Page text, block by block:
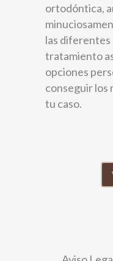
ortodóntica,
las
tratamiento
opciones
conseguir los
tu caso.